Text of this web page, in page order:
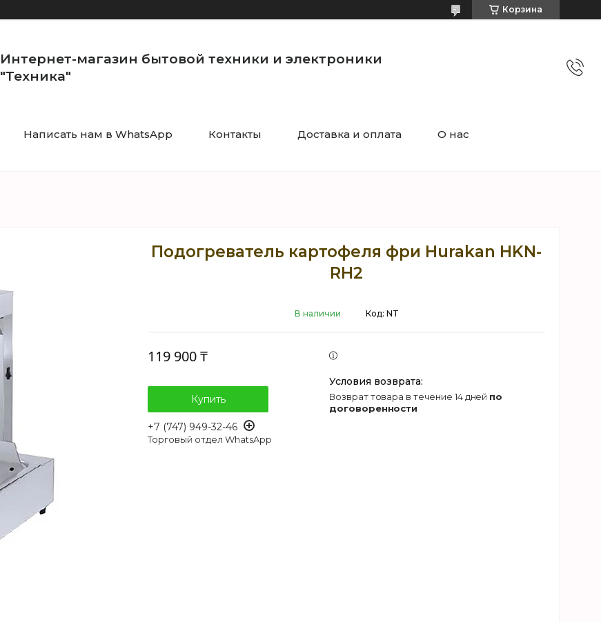
Корзина
Интернет-магазин бытовой техники и электроники
"Техника"
Написать нам в WhatsApp Контакты Доставка и оплата О нас
Подогреватель картофеля фри Hurakan HKN-
RH2
В наличии Код: NT
119 900 ₸
Купить
+7 (747) 949-32-46
Торговый отдел WhatsApp
возврат товара в течение 14 дней по
договоренности